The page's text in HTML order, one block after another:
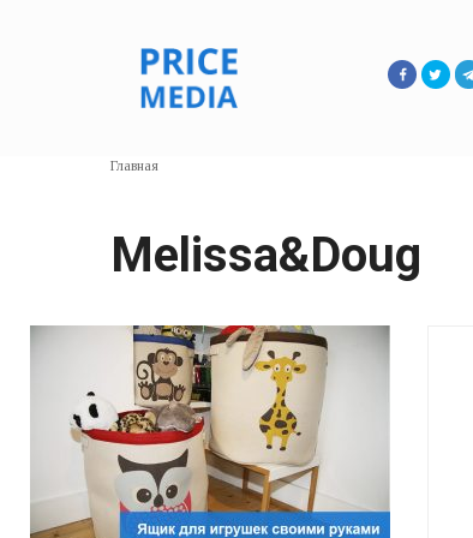
Главная
Melissa&Doug